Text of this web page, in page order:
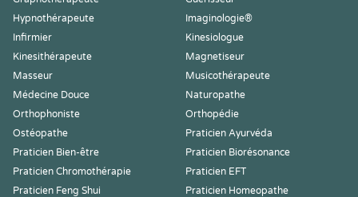
Hypnothérapeute
Imaginologie®
Infirmier
Kinesiologue
Kinesithérapeute
Magnetiseur
Masseur
Musicothérapeute
Médecine Douce
Naturopathe
Orthophoniste
Orthopédie
Ostéopathe
Praticien Ayurvéda
Praticien Bien-être
Praticien Biorésonance
Praticien Chromothérapie
Praticien EFT
Praticien Feng Shui
Praticien Homeopathe